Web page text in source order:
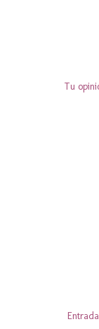
Tu